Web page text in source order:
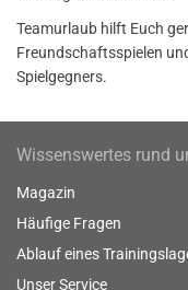
Teamurlaub hilft Euch
Freundschaftsspielen
Spielgegners.
Wissenswertes rund
Magazin
Häufige Fragen
Ablauf eines
Unser Service